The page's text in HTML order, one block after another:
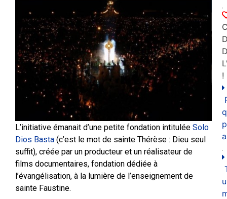
L’initiative émanait d’une petite fondation intitulée Solo
Dios Basta (c’est le mot de sainte Thérèse : Dieu seul
suffit), créée par un producteur et un réalisateur de
films documentaires, fondation dédiée à
l’évangélisation, à la lumière de l’enseignement de
sainte Faustine.
!